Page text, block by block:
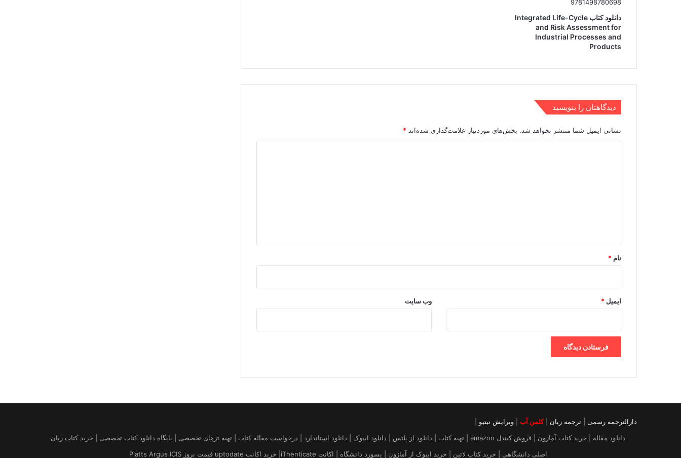
دانلود کتاب Integrated Life-Cycle
and Risk Assessment for
Industrial Processes and
Products
دیدگاهتان را بنویسید
نشانی ایمیل شما منتشر نخواهد شد. بخش‌های موردنیاز علامت‌گذاری شده‌اند *
نام *
ایمیل * وب‌ سایت
دارالترجمه رسمی ترجمه زبان |کلمن آب ویرایش نیتیو
دانلود مقاله | خرید کتاب آمازون | فروش کیندل amazon | تهیه کتاب | دانلود از پلتس | دانلود ایبوک | دانلود استاندارد | درخواست مقاله کتاب | تهیه تزهای تخصصی | پایگاه دانلود کتاب تخصصی | خرید کتاب زبان
اصلی دانشگاهی | خرید کتاب لاتین | خرید ایبوک از آمازون | پسورد دانشگاه | اکانت iThenticate| خريد اكانت uptodate قیمت بروز Platts Argus ICIS